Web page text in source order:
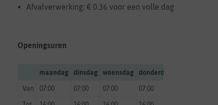
Afvalverwerking: € 0.36 voor een volle dag
Openingsuren
maandag dinsdag woensdag donderdag
Van 07:00 07:00 07:00 07:00